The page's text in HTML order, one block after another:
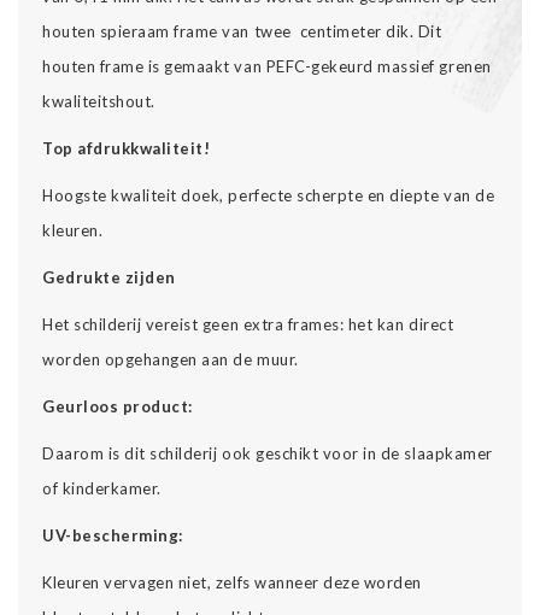
houten spieraam frame van twee centimeter dik. Dit
houten frame is gemaakt van PEFC-gekeurd massief grenen
kwaliteitshout.
Top afdrukkwaliteit!
Hoogste kwaliteit doek, perfecte scherpte en diepte van de
kleuren.
Gedrukte zijden
Het schilderij vereist geen extra frames: het kan direct
worden opgehangen aan de muur.
Geurloos product:
Daarom is dit schilderij ook geschikt voor in de slaapkamer
of kinderkamer.
UV-bescherming:
Kleuren vervagen niet, zelfs wanneer deze worden